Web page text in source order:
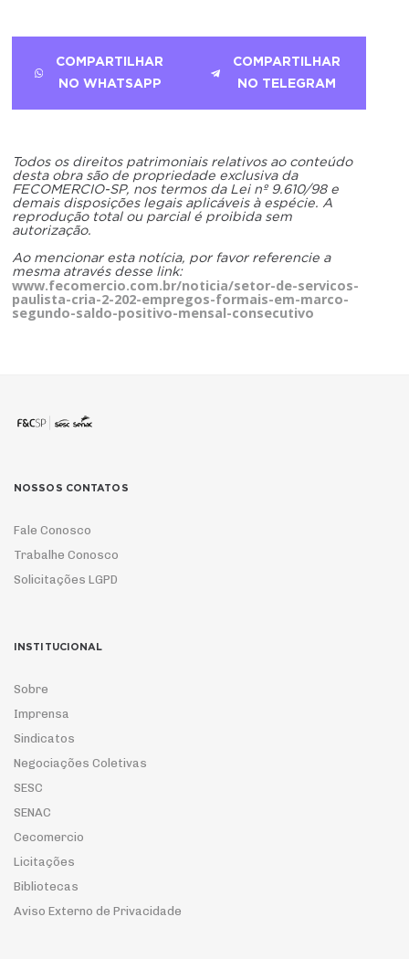
COMPARTILHAR
NO WHATSAPP
COMPARTILHAR
NO TELEGRAM
Todos os direitos patrimoniais relativos ao conteúdo
desta obra são de propriedade exclusiva da
FECOMERCIO-SP, nos termos da Lei nº 9.610/98 e
demais disposições legais aplicáveis à espécie. A
reprodução total ou parcial é proibida sem
autorização.
Ao mencionar esta notícia, por favor referencie a
mesma através desse link:
www.fecomercio.com.br/noticia/setor-de-servicos-
paulista-cria-2-202-empregos-formais-em-marco-
segundo-saldo-positivo-mensal-consecutivo
NOSSOS CONTATOS
Fale Conosco
Trabalhe Conosco
Solicitações LGPD
INSTITUCIONAL
Sobre
Imprensa
Sindicatos
Negociações Coletivas
SESC
SENAC
Cecomercio
Licitações
Bibliotecas
Aviso Externo de Privacidade